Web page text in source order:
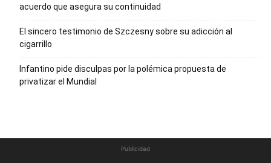
acuerdo que asegura su continuidad
El sincero testimonio de Szczesny sobre su adicción al
cigarrillo
Infantino pide disculpas por la polémica propuesta de
privatizar el Mundial
Publicidad